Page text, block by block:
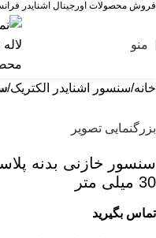
فروش محصولات اورجینال اشنایدر
منو
خانه سنسور اشنایدر الکتریک
بزرگنمایی تصویر
سنسور خازنی بدنه
30 میلی متر
تماس بگیرید